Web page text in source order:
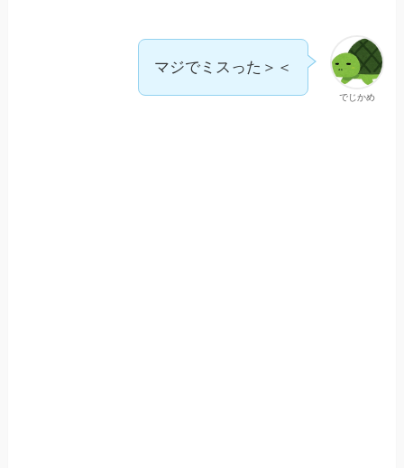
でじかめ
マジでミスった＞＜